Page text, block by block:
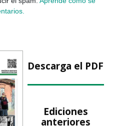
Descarga el PDF
Ediciones
anteriores